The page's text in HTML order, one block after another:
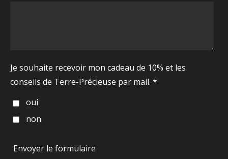
Je souhaite recevoir mon cadeau de 10% et les
conseils de Terre-Précieuse par mail. *
oui
non
Envoyer le formulaire